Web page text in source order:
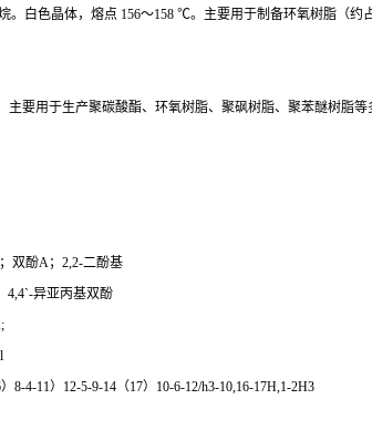
。白色晶体，熔点 156～158 ℃。主要用于制备环氧树脂（
要用于生产聚碳酸酯、环氧树脂、聚砜树脂、聚苯醚树脂
双酚A；2,2-二酚基
4,4`-异亚丙基双酚
8-4-11）12-5-9-14（17）10-6-12/h3-10,16-17H,1-2H3